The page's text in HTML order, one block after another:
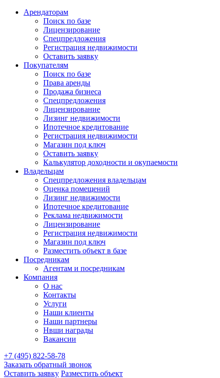
Арендаторам
Поиск по базе
Лицензирование
Спецпредложения
Регистрация недвижимости
Оставить заявку
Покупателям
Поиск по базе
Права аренды
Продажа бизнеса
Спецпредложения
Лицензирование
Лизинг недвижимости
Ипотечное кредитование
Регистрация недвижимости
Магазин под ключ
Оставить заявку
Калькулятор доходности и окупаемости
Владельцам
Спецпредложения владельцам
Оценка помещений
Лизинг недвижимости
Ипотечное кредитование
Реклама недвижимости
Лицензирование
Регистрация недвижимости
Магазин под ключ
Разместить объект в базе
Посредникам
Агентам и посредникам
Компания
О нас
Контакты
Услуги
Наши клиенты
Наши партнеры
Нвши награды
Вакансии
+7 (495) 822-58-78
Заказать обратный звонок
Оставить заявку Разместить объект